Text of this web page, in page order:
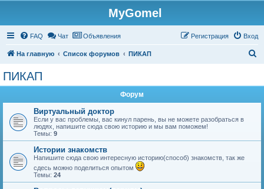
MyGomel
FAQ Чат Объявления Вход
Регистрация
На главную Список форумов ПИКАП
ПИКАП
Форум
Виртуальный доктор
Если у вас проблемы, вас кинул парень, вы не можете разобраться в
людях, напишите сюда свою историю и мы вам поможем!
Темы: 9
Истории знакомств
Напишите сюда свою интересную историю(способ) знакомств, так же
сдесь можно поделиться опытом
Темы: 24